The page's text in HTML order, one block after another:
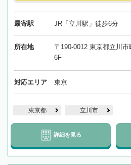
最寄駅 JR「立川駅」徒歩6分
所在地
〒190-0012 東京都立川
6F
対応エリア 東京
東京都 立川市
詳細を見る